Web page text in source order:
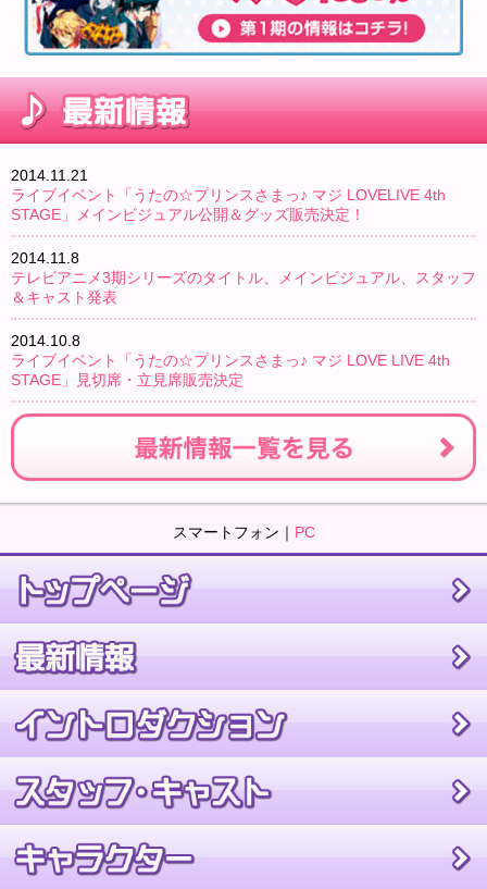
2014.11.21
ライブイベント「うたの☆プリンスさまっ♪ マジ LOVELIVE 4th
STAGE」メインビジュアル公開＆グッズ販売決定！
2014.11.8
テレビアニメ3期シリーズのタイトル、メインビジュアル、スタッフ
＆キャスト発表
2014.10.8
ライブイベント「うたの☆プリンスさまっ♪ マジ LOVE LIVE 4th
STAGE」見切席・立見席販売決定
スマートフォン｜ PC